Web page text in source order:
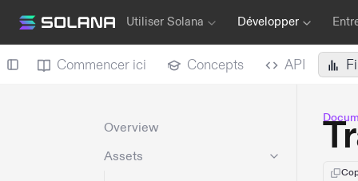
Utiliser Solana Développer
Commencer ici Concepts API
Overview
Assets